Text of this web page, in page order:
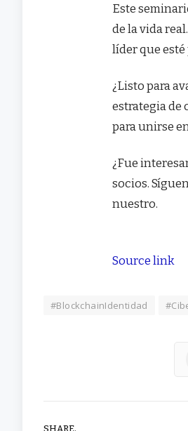
Este
de la vida
líder que esté
¿Listo para
estrategia de
para unirse
¿Fue
socios.
nuestro.
Source link
#BlockchainIdentidad
SHARE.